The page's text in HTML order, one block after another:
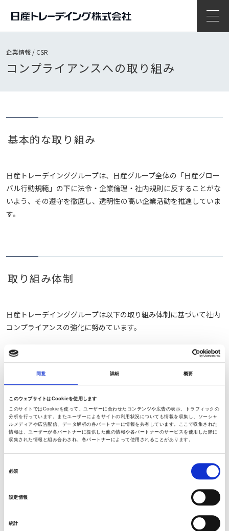
同意 詳細 概要
このウェブサイトはCookieを使用します
このサイトではCookieを使って、ユーザーに合わせたコンテンツや広告の表示、トラフィックの
分析を行っています。またユーザーによるサイトの利用状況についても情報を収集し、ソーシャ
ルメディアや広告配信、データ解析の各パートナーに情報を共有しています。ここで収集された
情報は、ユーザーが各パートナーに提供した他の情報や各パートナーのサービスを使用した際に
収集された情報と組み合わされ、各パートナーによって使用されることがあります。
必須
設定情報
統計
コンプライアンスへの取り組み
企業情報 / CSR
基本的な取り組み
日産トレーデインググループは、日産グループ全体の「日産グロー
バル行動規範」の下に法令・企業倫理・社内規則に反することがな
いよう、その遵守を徹底し、透明性の高い企業活動を推進していま
す。
取り組み体制
日産トレーデインググループは以下の取り組み体制に基づいて社内
コンプライアンスの強化に努めています。